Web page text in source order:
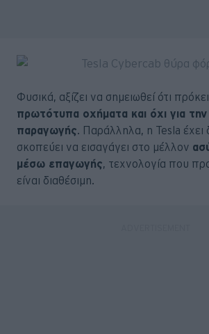
Φυσικά, αξίζει να σημειωθεί ότι
πρωτότυπα οχήματα και όχι για
παραγωγής . Παράλληλα, η Tesla
σκοπεύει να εισαγάγει στο μέλλον
μέσω επαγωγής , τεχνολογία που
είναι διαθέσιμη.